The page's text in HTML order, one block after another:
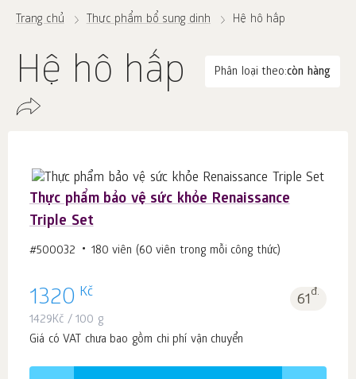
Trang chủ Thực phẩm bổ sung dinh Hệ hô hấp
Hệ hô hấp Phân loại theo:còn hàng
Thực phẩm bảo vệ sức khỏe Renaissance
Triple Set
#500032 180 viên (60 viên trong mỗi công thức)
1320 Kč 61đ.
1429Kč / 100 g
Giá có VAT chưa bao gồm chi phí vận chuyển